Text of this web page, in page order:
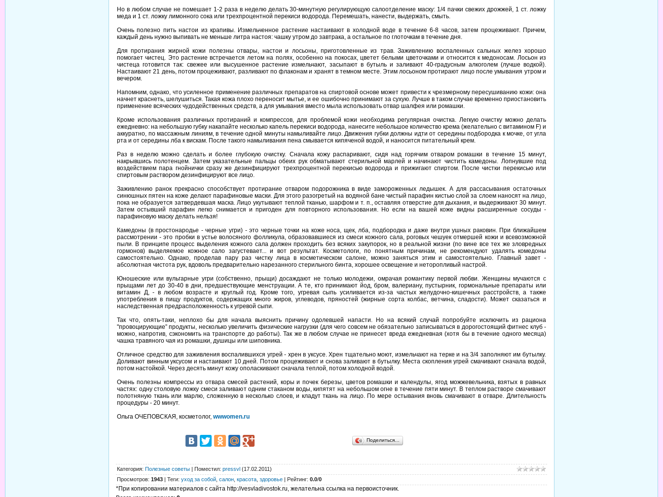
Но в любом случае не помешает 1-2 раза в неделю делать 30-минутную регулирующую салоотделение маску: 1/4 пачки свежих дрожжей, 1 ст. ложку
меда и 1 ст. ложку лимонного сока или трехпроцентной перекиси водорода. Перемешать, нанести, выдержать, смыть.
Очень полезно пить настои из крапивы. Измельченное растение настаивают в холодной воде в течение 6-8 часов, затем процеживают. Причем,
каждый день нужно выпивать не меньше литра настоя: чашку утром до завтрака, а остальное по глоточкам в течение дня.
Для протирания жирной кожи полезны отвары, настои и лосьоны, приготовленные из трав. Заживлению воспаленных сальных желез хорошо
помогает чистец. Это растение встречается летом на полях, особенно на покосах, цветет белыми цветочками и относится к медоносам. Лосьон из
чистеца готовится так: свежее или высушенное растение измельчают, засыпают в бутыль и заливают 40-градусным алкоголем (лучше водкой).
Настаивают 21 день, потом процеживают, разливают по флаконам и хранят в темном месте. Этим лосьоном протирают лицо после умывания утром и
вечером.
Напомним, однако, что усиленное применение различных препаратов на спиртовой основе может привести к чрезмерному пересушиванию кожи: она
начнет краснеть, шелушиться. Такая кожа плохо переносит мытье, и ее ошибочно принимают за сухую. Лучше в таком случае временно приостановить
применение всяческих чудодейственных средств, а для умывания вместо мыла использовать отвар шалфея или ромашки.
Кроме использования различных протираний и компрессов, для проблемой кожи необходима регулярная очистка. Легкую очистку можно делать
ежедневно: на небольшую губку накапайте несколько капель перекиси водорода, нанесите небольшое количество крема (желательно с витамином F) и
аккуратно, по массажным линиям, в течение одной минуты намыливайте лицо. Движения губки должны идти от середины подбородка к мочке, от угла
рта и от середины лба к вискам. После такого намыливания пена смывается кипяченой водой, и наносится питательный крем.
Раз в неделю можно сделать и более глубокую очистку. Сначала кожу распаривают, сидя над горячим отваром ромашки в течение 15 минут,
накрывшись полотенцем. Затем указательные пальцы обеих рук обматывают стерильной марлей и начинают чистить камедоны. Лопнувшие под
воздействием пара гнойнички сразу же дезинфицируют трехпроцентной перекисью водорода и прижигают спиртом. После чистки перекисью или
спиртовым раствором дезинфицируют все лицо.
Заживлению ранок прекрасно способствует протирание отваром подорожника в виде замороженных ледышек. А для рассасывания остаточных
синюшных пятен на коже делают парафиновые маски. Для этого разогретый на водяной бане чистый парафин кистью слой за слоем наносят на лицо,
пока не образуется затвердевшая маска. Лицо укутывают теплой тканью, шарфом и т. п., оставляя отверстие для дыхания, и выдерживают 30 минут.
Затем остывший парафин легко снимается и пригоден для повторного использования. Но если на вашей коже видны расширенные сосуды -
парафиновую маску делать нельзя!
Камедоны (в простонародье - черные угри) - это черные точки на коже носа, щек, лба, подбородка и даже внутри ушных раковин. При ближайшем
рассмотрении - это пробки в устье волосяного фолликула, образовавшиеся из смеси кожного сала, роговых чешуек отмершей кожи и всевозможной
пыли. В принципе процесс выделения кожного сала должен проходить без всяких закупорок, но в реальной жизни (по вине все тех же зловредных
гормонов) выделяемое кожное сало загустевает... и вот результат. Косметологи, по понятным причинам, не рекомендуют удалять комедоны
самостоятельно. Однако, проделав пару раз чистку лица в косметическом салоне, можно заняться этим и самостоятельно. Главный завет -
абсолютная чистота рук, вдоволь предварительно нарезанного стерильного бинта, хорошее освещение и неторопливый настрой.
Юношеские или вульгарные угри (собственно, прыщи) досаждают не только молодежи, омрачая романтику первой любви. Женщины мучаются с
прыщами лет до 30-40 в дни, предшествующие менструации. А те, кто принимают йод, бром, валериану, пустырник, гормональные препараты или
витамин Д, - в любом возрасте и круглый год. Кроме того, угревая сыпь усиливается из-за частых желудочно-кишечных расстройств, а также
употребления в пищу продуктов, содержащих много жиров, углеводов, пряностей (жирные сорта колбас, ветчина, сладости). Может сказаться и
наследственная предрасположенность к угревой сыпи.
Так что, опять-таки, неплохо бы для начала выяснить причину одолевшей напасти. Но на всякий случай попробуйте исключить из рациона
"провоцирующие” продукты, несколько увеличить физические нагрузки (для чего совсем не обязательно записываться в дорогостоящий фитнес клуб -
можно, напротив, сэкономить на транспорте до работы). Так же в любом случае не принесет вреда ежедневная (хотя бы в течение одного месяца)
чашка травяного чая из ромашки, душицы или шиповника.
Отличное средство для заживления воспалившихся угрей - хрен в уксусе. Хрен тщательно моют, измельчают на терке и на 3/4 заполняют им бутылку.
Доливают винным уксусом и настаивают 10 дней. Потом процеживают и снова заливают в бутылку. Места скопления угрей смачивают сначала водой,
потом настойкой. Через десять минут кожу ополаскивают сначала теплой, потом холодной водой.
Очень полезны компрессы из отвара смесей растений, коры и почек березы, цветов ромашки и календулы, ягод можжевельника, взятых в равных
частях: одну столовую ложку смеси заливают одним стаканом воды, кипятят на небольшом огне в течение пяти минут. В теплом растворе смачивают
полотняную ткань или марлю, сложенную в несколько слоев, и кладут ткань на лицо. По мере остывания вновь смачивают в отваре. Длительность
процедуры - 20 минут.
Ольга ОЧЕПОВСКАЯ, косметолог, wwwomen.ru
Поделиться…
Категория: Полезные советы | Поместил: pressvl (17.02.2011)
Просмотров: 1943 | Теги: уход за собой салон красота здоровье | Рейтинг: 0.0/0
*При копировании материалов с сайта http://vesvladivostok.ru, желательна ссылка на первоисточник.